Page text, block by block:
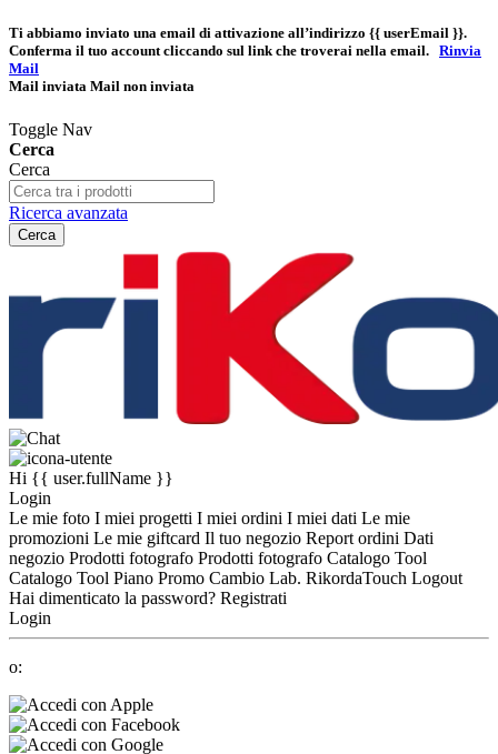
Ti abbiamo inviato una email di attivazione all’indirizzo {{ userEmail }}.
Conferma il tuo account cliccando sul link che troverai nella email. Rinvia
Mail
Mail inviata Mail non inviata
Toggle Nav
Cerca
Cerca
Ricerca avanzata
Cerca
Hi {{ user.fullName }}
Login
Le mie foto I miei progetti I miei ordini I miei dati Le mie
promozioni Le mie giftcard Il tuo negozio Report ordini Dati
negozio Prodotti fotografo Prodotti fotografo Catalogo Tool
Catalogo Tool Piano Promo Cambio Lab. RikordaTouch Logout
Hai dimenticato la password? Registrati
Login
o: